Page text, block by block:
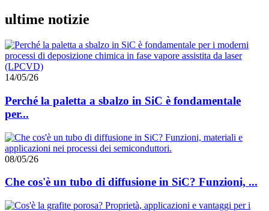
ultime notizie
14/05/26
Perché la paletta a sbalzo in SiC è fondamentale
per...
08/05/26
Che cos'è un tubo di diffusione in SiC? Funzioni, ...